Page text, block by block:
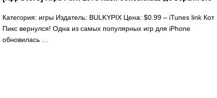
Категория: игры Издатель: BULKYPIX Цена: $0.99 – iTunes link Кот
Пикс вернулся! Одна из самых популярных игр для iPhone
обновилась …